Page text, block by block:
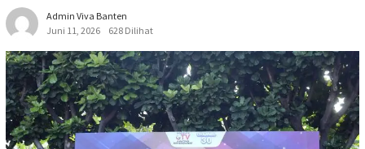
Admin Viva Banten
Juni 11, 2026
628 Dilihat